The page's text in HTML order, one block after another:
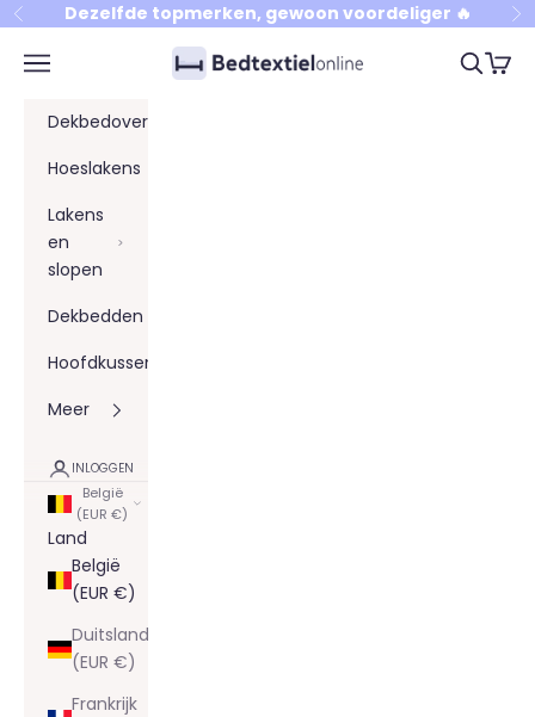
Naar inhoud
VorigeDezelfde topmerken, gewoon voordeliger 🔥
Bedtextielonline
Menu Zoeken
Dekbedovertrekken
Hoeslakens
Lakens
en
slopen
Dekbedden
Hoofdkussens
Meer
INLOGGEN
België
(EUR €)
Land
België
(EUR €)
Duitsland
(EUR €)
Frankrijk